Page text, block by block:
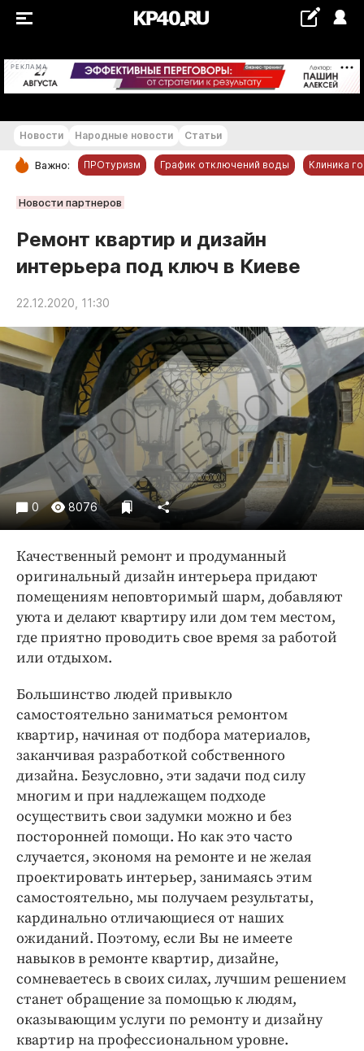
РЕКЛАМА +16...+17 °С
РУБРИКИ
Новости компаний
Статьи
Народные новости
Авто и транспорт
Благоустройство
Криминал
Культура
Недвижимость и ЖКХ
Образование
Общество
Погода
Праздники
Спорт
Экономика и бизнес
ПРОЕКТЫ
Блоги
Медиаперсона
Интересное чтиво
Клиника года
Бренд года
Работодатель года
Новости Народные новости Статьи
Важно: ПРОтуризм График отключений воды Клиника
Новости партнеров
Ремонт квартир и дизайн
интерьера под ключ в Киеве
22.12.2020, 11:30
0 8076
Качественный ремонт и продуманный
оригинальный дизайн интерьера придают
помещениям неповторимый шарм, добавляют
уюта и делают квартиру или дом тем местом,
где приятно проводить свое время за работой
или отдыхом.
Большинство людей привыкло
самостоятельно заниматься ремонтом
квартир, начиная от подбора материалов,
заканчивая разработкой собственного
дизайна. Безусловно, эти задачи под силу
многим и при надлежащем подходе
осуществить свои задумки можно и без
посторонней помощи. Но как это часто
случается, экономя на ремонте и не желая
проектировать интерьер, занимаясь этим
самостоятельно, мы получаем результаты,
кардинально отличающиеся от наших
ожиданий. Поэтому, если Вы не имеете
навыков в ремонте квартир, дизайне,
сомневаетесь в своих силах, лучшим решением
станет обращение за помощью к людям,
оказывающим услуги по ремонту и дизайну
квартир на профессиональном уровне.